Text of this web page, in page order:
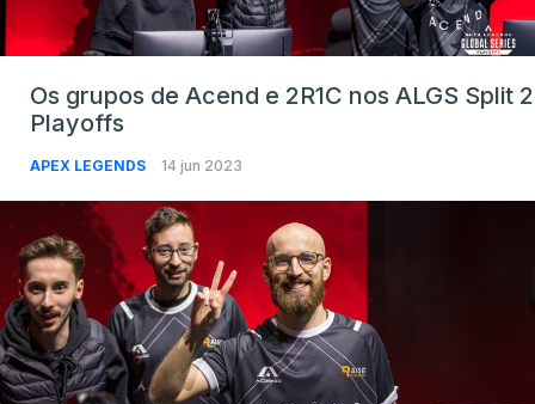
Os grupos de Acend e 2R1C nos ALGS Split 2
Playoffs
APEX LEGENDS 14 jun 2023